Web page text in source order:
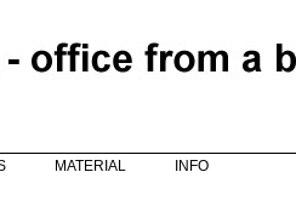
MATERIAL INFO